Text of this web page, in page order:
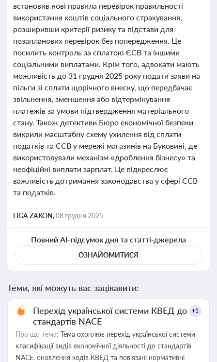
встановив нові правила перевірок правильності
використання коштів соціального страхування,
розширивши критерії ризику та підстави для
позапланових перевірок без попередження. Це
посилить контроль за сплатою ЄСВ та іншими
соціальними виплатами. Крім того, адвокати мають
можливість до 31 грудня 2025 року подати заяви на
пільги зі сплати щорічного внеску, що передбачає
звільнення, зменшення або відтермінування
платежів за умови підтвердження матеріального
стану. Також детективи Бюро економічної безпеки
викрили масштабну схему ухилення від сплати
податків та ЄСВ у мережі магазинів на Буковині, де
використовували механізм «дроблення бізнесу» та
неофіційні виплати зарплат. Це підкреслює
важливість дотримання законодавства у сфері ЄСВ
та податків.
LIGA ZAKON,08 грудня 2025
Повний AI-підсумок дня та статті-джерела
ОЗНАЙОМИТИСЯ
Теми, які можуть вас зацікавити:
Перехід української системи КВЕД до
стандартів NACE
+1
Про що тема: Тема охоплює перехід української системи
класифікації видів економічної діяльності до стандартів
NACE, оновлення кодів КВЕД та пов'язані нормативні